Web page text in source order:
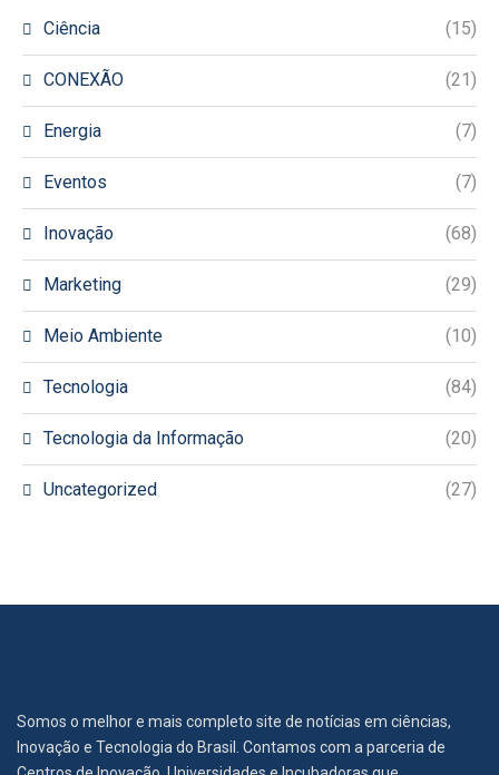
Ciência (15)
CONEXÃO (21)
Energia (7)
Eventos (7)
Inovação (68)
Marketing (29)
Meio Ambiente (10)
Tecnologia (84)
Tecnologia da Informação (20)
Uncategorized (27)
Somos o melhor e mais completo site de notícias em ciências,
Inovação e Tecnologia do Brasil. Contamos com a parceria de